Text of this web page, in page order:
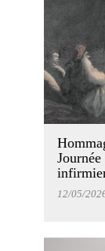
12/05/